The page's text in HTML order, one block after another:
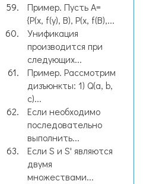
Пример. Пусть A=
{P(x, f(y), B), P(x, f(B),...
Унификация
производится при
следующих...
Пример. Рассмотрим
дизъюнкты: 1) Q(a, b,
c)...
Если необходимо
последовательно
выполнить...
Если S и S' являются
двумя
множествами...